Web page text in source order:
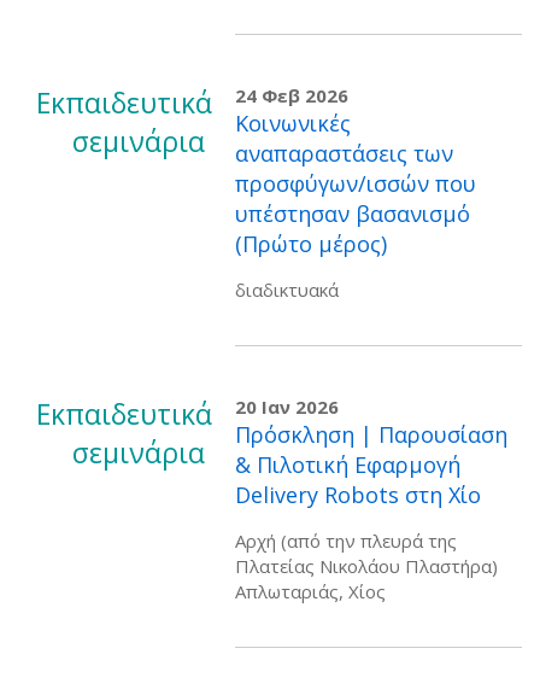
Εκπαιδευτικά
σεμινάρια
24 Φεβ 2026
Κοινωνικές
αναπαραστάσεις των
προσφύγων/ισσών που
υπέστησαν βασανισμό
(Πρώτο μέρος)
διαδικτυακά
Εκπαιδευτικά
σεμινάρια
20 Ιαν 2026
Πρόσκληση | Παρουσίαση
& Πιλοτική Εφαρμογή
Delivery Robots στη Χίο
Αρχή (από την πλευρά της
Πλατείας Νικολάου Πλαστήρα)
Απλωταριάς, Χίος